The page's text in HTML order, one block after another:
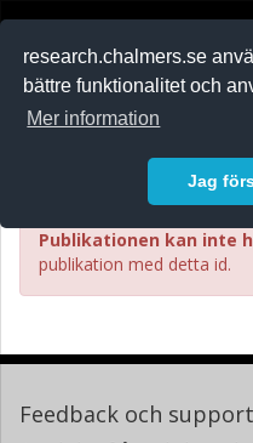
research.chalmers.se
bättre funktionalitet och
Mer information
Jag
Publikationen kan inte
publikation med detta id.
Feedback och support